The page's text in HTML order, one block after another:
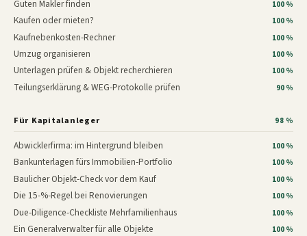
Guten Makler finden 100 %
Kaufen oder mieten? 100 %
Kaufnebenkosten-Rechner 100 %
Umzug organisieren 100 %
Unterlagen prüfen & Objekt recherchieren 100 %
Teilungserklärung & WEG-Protokolle prüfen 90 %
Für Kapitalanleger 98 %
Abwicklerfirma: im Hintergrund bleiben 100 %
Bankunterlagen fürs Immobilien-Portfolio 100 %
Baulicher Objekt-Check vor dem Kauf 100 %
Die 15-%-Regel bei Renovierungen 100 %
Due-Diligence-Checkliste Mehrfamilienhaus 100 %
Ein Generalverwalter für alle Objekte 100 %